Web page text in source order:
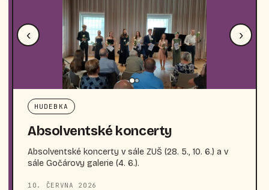
‹ ›
HUDEBKA
Absolventské koncerty
Absolventské koncerty v sále ZUŠ (28. 5., 10. 6.) a v
sále Gočárovy galerie (4. 6.).
10. ČERVNA 2026